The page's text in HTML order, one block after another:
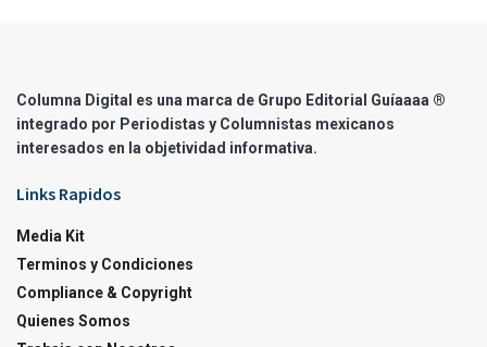
Columna Digital es una marca de Grupo Editorial Guíaaaa ®
integrado por Periodistas y Columnistas mexicanos
interesados en la objetividad informativa.
Links Rapidos
Media Kit
Terminos y Condiciones
Compliance & Copyright
Quienes Somos